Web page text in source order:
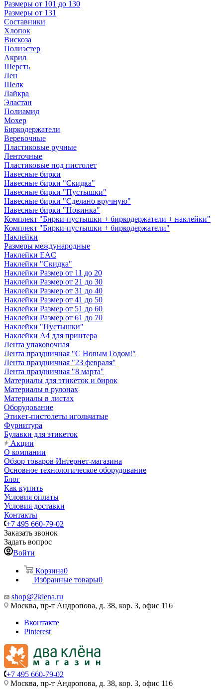
Размеры от 101 до 130
Размеры от 131
Составники
Хлопок
Вискоза
Полиэстер
Акрил
Шерсть
Лен
Шелк
Лайкра
Эластан
Полиамид
Мохер
Биркодержатели
Веревочные
Пластиковые ручные
Ленточные
Пластиковые под пистолет
Навесные бирки
Навесные бирки "Скидка"
Навесные бирки "Пустышки"
Навесные бирки "Сделано вручную"
Навесные бирки "Новинка"
Комплект "Бирки-пустышки + биркодержатели + наклейки"
Комплект "Бирки-пустышки + биркодержатели"
Наклейки
Размеры международные
Наклейки EAC
Наклейки "Скидка"
Наклейки Размер от 11 до 20
Наклейки Размер от 21 до 30
Наклейки Размер от 31 до 40
Наклейки Размер от 41 до 50
Наклейки Размер от 51 до 60
Наклейки Размер от 61 до 70
Наклейки "Пустышки"
Наклейки А4 для принтера
Лента упаковочная
Лента праздничная "С Новым Годом!"
Лента праздничная "23 февраля"
Лента праздничная "8 марта"
Материалы для этикеток и бирок
Материалы в рулонах
Материалы в листах
Оборудование
Этикет-пистолеты игольчатые
Фурнитура
Булавки для этикеток
Акции
О компании
Обзор товаров Интернет-магазина
Основное технологическое оборудование
Блог
Как купить
Условия оплаты
Условия доставки
Контакты
+7 495 660-79-02
Заказать звонок
Задать вопрос
Войти
Корзина0
Избранные товары0
shop@2klena.ru
Москва, пр-т Андропова, д. 38, кор. 3, офис 116
Вконтакте
Pinterest
+7 495 660-79-02
Москва, пр-т Андропова, д. 38, кор. 3, офис 116